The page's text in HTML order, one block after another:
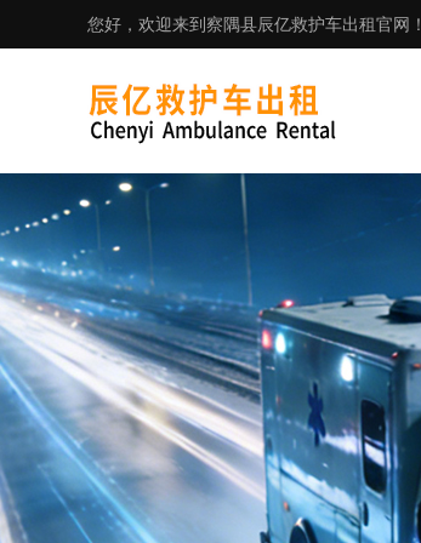
您好，欢迎来到察隅县辰亿救护车出租官网！